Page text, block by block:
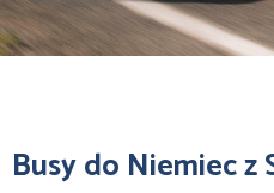
Busy do Niemiec z